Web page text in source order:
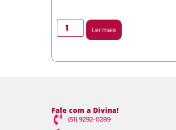
Ler mais
Fale com a Divina!
(51) 9292-0289